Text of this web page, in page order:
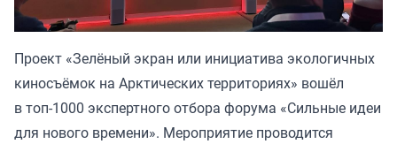
Проект «Зелёный экран или инициатива экологичных
киносъёмок на Арктических территориях» вошёл
в топ-1000 экспертного отбора форума «Сильные идеи
для нового времени». Мероприятие проводится